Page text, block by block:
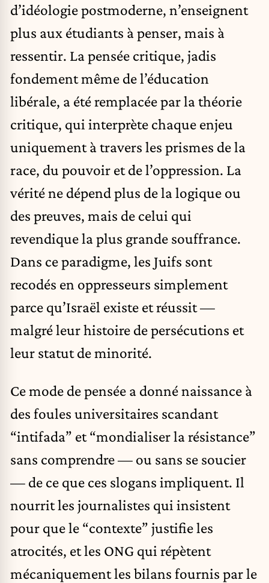
d’idéologie postmoderne, n’enseignent
plus aux étudiants à penser, mais à
ressentir. La pensée critique, jadis
fondement même de l’éducation
libérale, a été remplacée par la théorie
critique, qui interprète chaque enjeu
uniquement à travers les prismes de la
race, du pouvoir et de l’oppression. La
vérité ne dépend plus de la logique ou
des preuves, mais de celui qui
revendique la plus grande souffrance.
Dans ce paradigme, les Juifs sont
recodés en oppresseurs simplement
parce qu’Israël existe et réussit —
malgré leur histoire de persécutions et
leur statut de minorité.
Ce mode de pensée a donné naissance à
des foules universitaires scandant
“intifada” et “mondialiser la résistance”
sans comprendre — ou sans se soucier
— de ce que ces slogans impliquent. Il
nourrit les journalistes qui insistent
pour que le “contexte” justifie les
atrocités, et les ONG qui répètent
mécaniquement les bilans fournis par le